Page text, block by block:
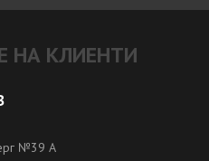
НА КЛИЕНТИ
№39 A